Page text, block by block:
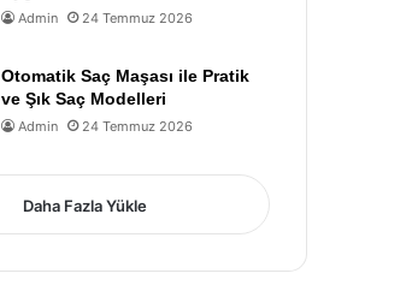
Admin 24 Temmuz 2026
Otomatik Saç Maşası ile Pratik
ve Şık Saç Modelleri
Admin 24 Temmuz 2026
Daha Fazla Yükle